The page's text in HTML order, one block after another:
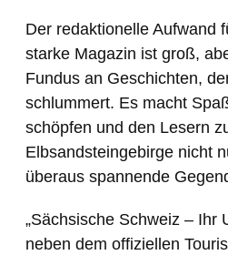
Der redaktionelle Aufwand
starke Magazin ist groß,
Fundus an Geschichten,
schlummert. Es macht
schöpfen und den Lesern
Elbsandsteingebirge nicht
überaus spannende
„Sächsische Schweiz – Ihr
neben dem offiziellen